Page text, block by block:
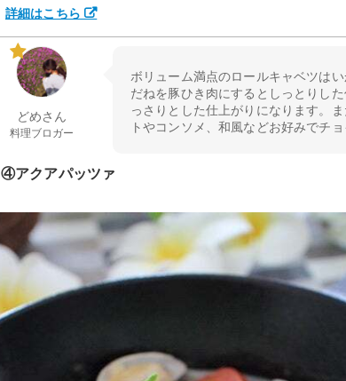
詳細はこちら
どめさん
料理ブロガー
ボリューム満点のロールキャベツは
だねを豚ひき肉にするとしっとりし
っさりとした仕上がりになります。
トやコンソメ、和風などお好みでチ
④アクアパッツァ